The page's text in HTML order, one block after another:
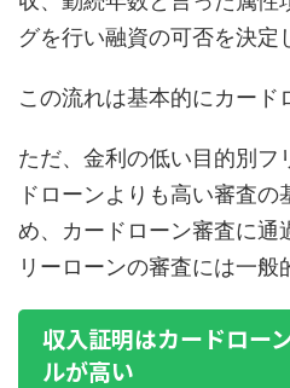
グを行い融資の可否を決定
この流れは基本的にカード
ただ、金利の低い目的別フ
ドローンよりも高い審査
め、カードローン審査に通
リーローンの審査には一般
収入証明はカードロー
ルが高い